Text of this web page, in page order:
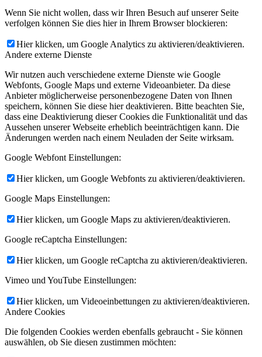
Wenn Sie nicht wollen, dass wir Ihren Besuch auf unserer Seite
verfolgen können Sie dies hier in Ihrem Browser blockieren:
Hier klicken, um Google Analytics zu aktivieren/deaktivieren.
Andere externe Dienste
Wir nutzen auch verschiedene externe Dienste wie Google
Webfonts, Google Maps und externe Videoanbieter. Da diese
Anbieter möglicherweise personenbezogene Daten von Ihnen
speichern, können Sie diese hier deaktivieren. Bitte beachten Sie,
dass eine Deaktivierung dieser Cookies die Funktionalität und das
Aussehen unserer Webseite erheblich beeinträchtigen kann. Die
Änderungen werden nach einem Neuladen der Seite wirksam.
Google Webfont Einstellungen:
Hier klicken, um Google Webfonts zu aktivieren/deaktivieren.
Google Maps Einstellungen:
Hier klicken, um Google Maps zu aktivieren/deaktivieren.
Google reCaptcha Einstellungen:
Hier klicken, um Google reCaptcha zu aktivieren/deaktivieren.
Vimeo und YouTube Einstellungen:
Hier klicken, um Videoeinbettungen zu aktivieren/deaktivieren.
Andere Cookies
Die folgenden Cookies werden ebenfalls gebraucht - Sie können
auswählen, ob Sie diesen zustimmen möchten: